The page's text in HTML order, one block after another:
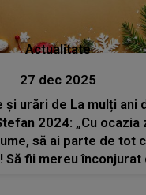
Actualitate
27 dec 2025
și urări de La mulți ani
2024: „Cu ocazia
să ai parte de tot
Să fii mereu înconjurat